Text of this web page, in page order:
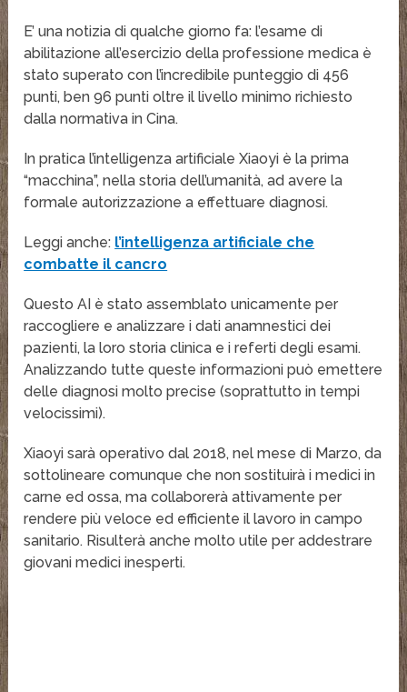
E’ una notizia di qualche giorno fa: l’esame di
abilitazione all’esercizio della professione medica è
stato superato con l’incredibile punteggio di 456
punti, ben 96 punti oltre il livello minimo richiesto
dalla normativa in Cina.
In pratica l’intelligenza artificiale Xiaoyi è la prima
“macchina”, nella storia dell’umanità, ad avere la
formale autorizzazione a effettuare diagnosi.
Leggi anche: l’intelligenza artificiale che
combatte il cancro
Questo AI è stato assemblato unicamente per
raccogliere e analizzare i dati anamnestici dei
pazienti, la loro storia clinica e i referti degli esami.
Analizzando tutte queste informazioni può emettere
delle diagnosi molto precise (soprattutto in tempi
velocissimi).
Xiaoyi sarà operativo dal 2018, nel mese di Marzo, da
sottolineare comunque che non sostituirà i medici in
carne ed ossa, ma collaborerà attivamente per
rendere più veloce ed efficiente il lavoro in campo
sanitario. Risulterà anche molto utile per addestrare
giovani medici inesperti.